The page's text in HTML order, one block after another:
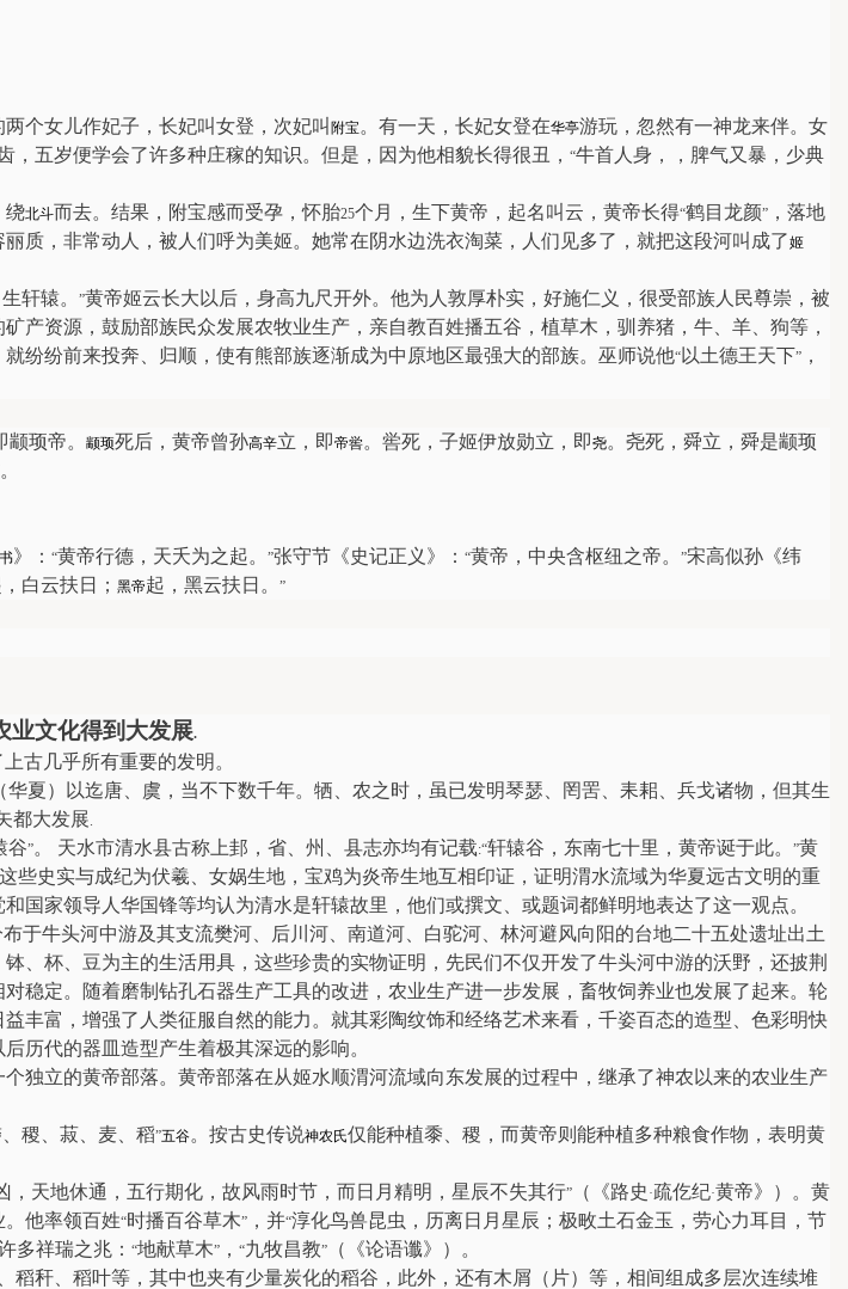
个女儿作妃子，长妃叫女登，次妃叫 附宝 。有一天，长妃女登在华亭游玩，忽然有一神龙来伴。女
五岁便学会了许多种庄稼的知识。但是，因为他相貌长得很丑， “牛首人身，，脾气又暴，少典
绕北斗而去。结果，附宝感而受孕，怀胎25个月，生下黄帝，起名叫云，黄帝长得“鹤目龙颜” ，落地
质，非常动人，被人们呼为美姬。她常在阴水边洗衣淘菜，人们见多了，就把这段河叫成了姬
轩辕。 ”黄帝姬云长大以后，身高九尺开外。他为人敦厚朴实，好施仁义，很受部族人民尊崇，被
资源，鼓励部族民众发展农牧业生产，亲自教百姓播五谷，植草木，驯养猪，牛、羊、狗等，
纷纷前来投奔、归顺，使有熊部族逐渐成为中原地区最强大的部族。巫师说他“ 以土德王天下” ，
颛顼帝。 颛顼死后，黄帝曾孙高辛立，即帝喾。喾死，子姬伊放勋立，即尧。尧死，舜立，舜是颛顼
。
》： “黄帝行德，天夭为之起。 ”张守节《史记正义》： “黄帝，中央含枢纽之帝。 ”宋高似孙《纬
白云扶日； 黑帝起，黑云扶日。 ”
业文化得到大发展.
古几乎所有重要的发明 。
华夏）以迄唐、虞，当不下数千年。牺、农之时，虽已发明琴瑟、罔罟、耒耜、兵戈诸物，但其生
都大发展.
谷”。 天水市清水县古称上邽，省、州、县志亦均有记载:“轩辕谷，东南七十里，黄帝诞于此。 ”黄
些史实与成纪为伏羲、女娲生地，宝鸡为炎帝生地互相印证，证明渭水流域为华夏远古文明的重
家领导人华国锋等均认为清水是轩辕故里，他们或撰文、或题词都鲜明地表达了这一观点。
于牛头河中游及其支流樊河、后川河、南道河、白驼河、林河避风向阳的台地二十五处遗址出土
、杯、豆为主的生活用具，这些珍贵的实物证明，先民们不仅开发了牛头河中游的沃野，还披荆
稳定。随着磨制钻孔石器生产工具的改进，农业生产进一步发展，畜牧饲养业也发展了起来。轮
丰富，增强了人类征服自然的能力。就其彩陶纹饰和经络艺术来看，千姿百态的造型、色彩明快
历代的器皿造型产生着极其深远的影响。
独立的黄帝部落。黄帝部落在从姬水顺渭河流域向东发展的过程中，继承了神农以来的农业生产
稷、菽、麦、稻”五谷。按古史传说神农氏仅能种植黍、稷，而黄帝则能种植多种粮食作物，表明黄
，天地休通，五行期化，故风雨时节，而日月精明，星辰不失其行” （《路史 ·疏仡纪·黄帝》）。黄
他率领百姓“时播百谷草木” ，并“淳化鸟兽昆虫，历离日月星辰；极畋土石金玉，劳心力耳目，节
多祥瑞之兆： “地献草木” ， “九牧昌教”
（《论语谶》）。
秆、稻叶等，其中也夹有少量炭化的稻谷，此外，还有木屑（片）等，相间组成多层次连续堆